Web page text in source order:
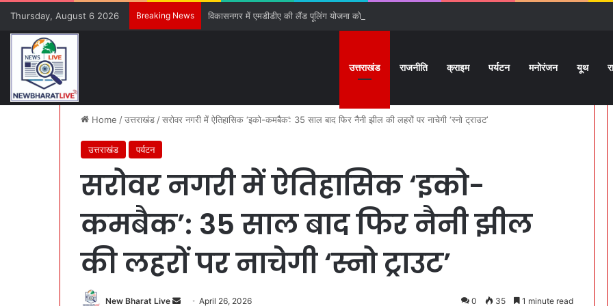
Thursday, August 6 2026 Breaking News विकासनगर में एमडीडीए की लैंड पूलिंग योजना को हरी झंडी, 25 बड़े प्रस्तावों को मिली मंजूरी
उत्तराखंड राजनीति क्राइम पर्यटन मनोरंजन यूथ
Home /उत्तराखंड /सरोवर नगरी में ऐतिहासिक ‘इको-कमबैक’: 35 साल बाद फिर नैनी झील की लहरों पर नाचेगी ‘स्नो ट्राउट’
उत्तराखंड पर्यटन
सरोवर नगरी में ऐतिहासिक ‘इको-
कमबैक’: 35 साल बाद फिर नैनी झील
की लहरों पर नाचेगी ‘स्नो ट्राउट’
New Bharat Live April 26, 2026 0 35 1 minute read